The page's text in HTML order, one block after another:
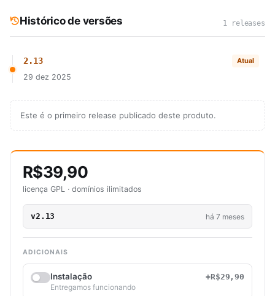
Histórico de versões 1 releases
2.13 Atual
29 dez 2025
Este é o primeiro release publicado deste produto.
R$39,90
licença GPL · domínios ilimitados
v2.13 há 7 meses
ADICIONAIS
Instalação
+R$29,90
Entregamos funcionando